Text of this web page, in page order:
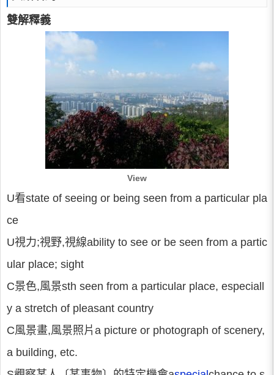
雙解釋義
View
U看state of seeing or being seen from a particular pla
ce
U視力;視野,視線ability to see or be seen from a partic
ular place; sight
C景色,風景sth seen from a particular place, especiall
y a stretch of pleasant country
C風景畫,風景照片a picture or photograph of scenery,
a building, etc.